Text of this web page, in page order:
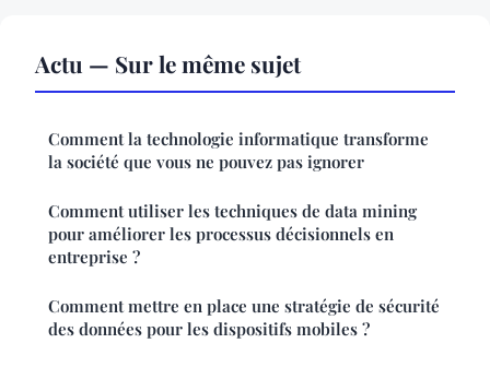
Actu — Sur le même sujet
Comment la technologie informatique transforme
la société que vous ne pouvez pas ignorer
Comment utiliser les techniques de data mining
pour améliorer les processus décisionnels en
entreprise ?
Comment mettre en place une stratégie de sécurité
des données pour les dispositifs mobiles ?